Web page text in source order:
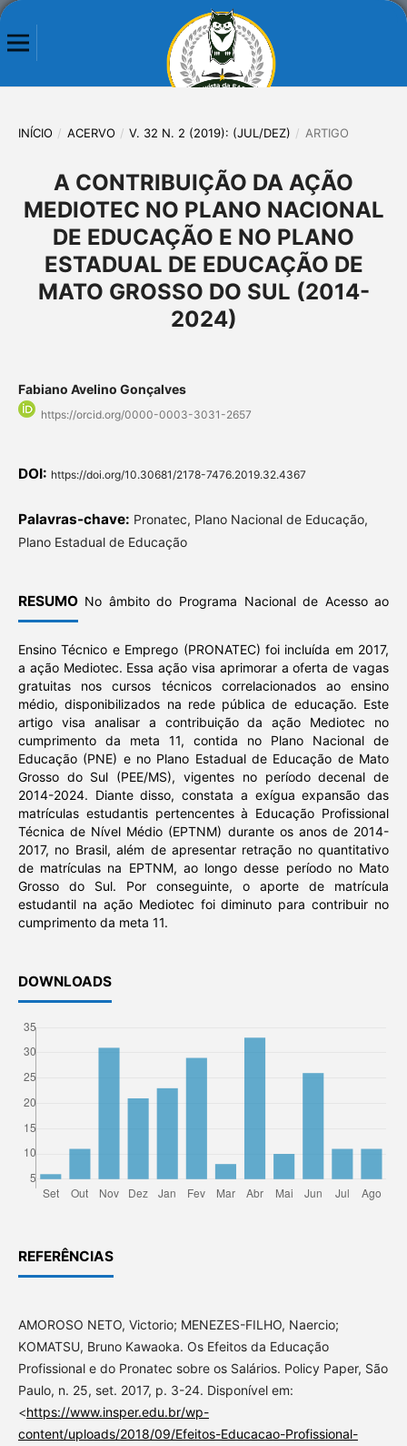
INÍCIO / ACERVO / V. 32 N. 2 (2019): (JUL/DEZ) / ARTIGO
A CONTRIBUIÇÃO DA AÇÃO
MEDIOTEC NO PLANO NACIONAL
DE EDUCAÇÃO E NO PLANO
ESTADUAL DE EDUCAÇÃO DE
MATO GROSSO DO SUL (2014-
2024)
Fabiano Avelino Gonçalves
https://orcid.org/0000-0003-3031-2657
DOI: https://doi.org/10.30681/2178-7476.2019.32.4367
Palavras-chave: Pronatec, Plano Nacional de Educação,
Plano Estadual de Educação
RESUMONo âmbito do Programa Nacional de Acesso ao
Ensino Técnico e Emprego (PRONATEC) foi incluída em 2017,
a ação Mediotec. Essa ação visa aprimorar a oferta de vagas
gratuitas nos cursos técnicos correlacionados ao ensino
médio, disponibilizados na rede pública de educação. Este
artigo visa analisar a contribuição da ação Mediotec no
cumprimento da meta 11, contida no Plano Nacional de
Educação (PNE) e no Plano Estadual de Educação de Mato
Grosso do Sul (PEE/MS), vigentes no período decenal de
2014-2024. Diante disso, constata a exígua expansão das
matrículas estudantis pertencentes à Educação Profissional
Técnica de Nível Médio (EPTNM) durante os anos de 2014-
2017, no Brasil, além de apresentar retração no quantitativo
de matrículas na EPTNM, ao longo desse período no Mato
Grosso do Sul. Por conseguinte, o aporte de matrícula
estudantil na ação Mediotec foi diminuto para contribuir no
cumprimento da meta 11.
DOWNLOADS
REFERÊNCIAS
AMOROSO NETO, Victorio; MENEZES-FILHO, Naercio;
KOMATSU, Bruno Kawaoka. Os Efeitos da Educação
Profissional e do Pronatec sobre os Salários. Policy Paper, São
Paulo, n. 25, set. 2017, p. 3-24. Disponível em:
<https://www.insper.edu.br/wp-
content/uploads/2018/09/Efeitos-Educacao-Profissional-